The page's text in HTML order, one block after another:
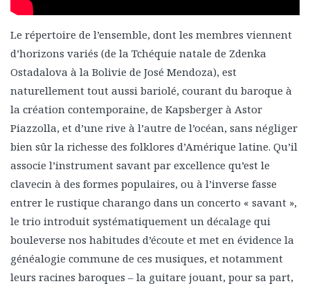
Le répertoire de l’ensemble, dont les membres viennent
d’horizons variés (de la Tchéquie natale de Zdenka
Ostadalova à la Bolivie de José Mendoza), est
naturellement tout aussi bariolé, courant du baroque à
la création contemporaine, de Kapsberger à Astor
Piazzolla, et d’une rive à l’autre de l’océan, sans négliger
bien sûr la richesse des folklores d’Amérique latine. Qu’il
associe l’instrument savant par excellence qu’est le
clavecin à des formes populaires, ou à l’inverse fasse
entrer le rustique charango dans un concerto « savant »,
le trio introduit systématiquement un décalage qui
bouleverse nos habitudes d’écoute et met en évidence la
généalogie commune de ces musiques, et notamment
leurs racines baroques – la guitare jouant, pour sa part,